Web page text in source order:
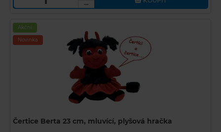
Akční
Novinka
Čertice Berta 23 cm, mluvící, plyšová hračka